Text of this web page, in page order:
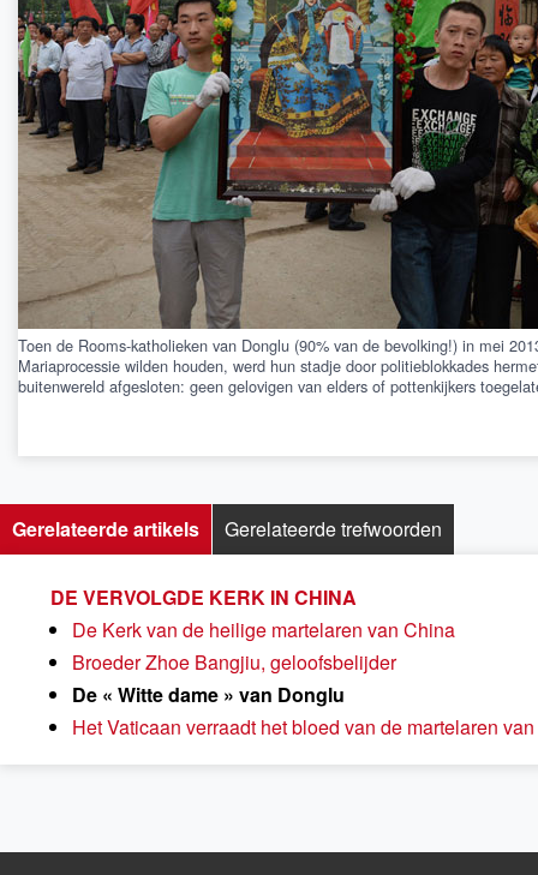
Toen de Rooms-katholieken van Donglu (90% van de bevolking!) in mei
Mariaprocessie wilden houden, werd hun stadje door politieblokkades
buitenwereld afgesloten: geen gelovigen van elders of pottenkijkers
Gerelateerde artikels
DE VERVOLGDE KERK IN CHINA
De Kerk van de heilige martelaren van China
Broeder Zhoe Bangjiu, geloofsbelijder
De « Witte dame » van Donglu
Het Vaticaan verraadt het bloed van de martelaren
Gerelateerde trefwoorden